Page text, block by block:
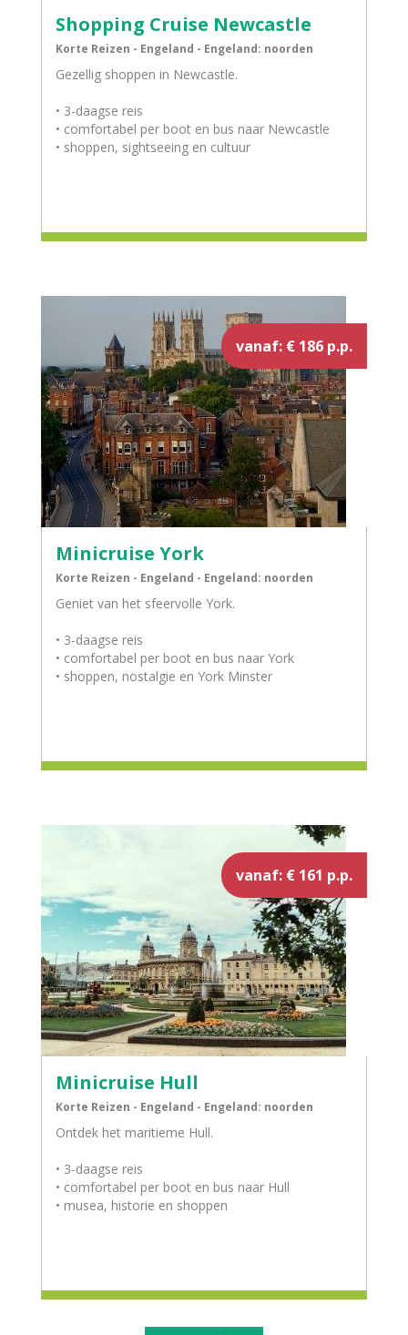
Shopping Cruise Newcastle
Korte Reizen - Engeland - Engeland: noorden
Gezellig shoppen in Newcastle.
• 3-daagse reis
• comfortabel per boot en bus naar Newcastle
• shoppen, sightseeing en cultuur
vanaf: € 186 p.p.
Minicruise York
Korte Reizen - Engeland - Engeland: noorden
Geniet van het sfeervolle York.
• 3-daagse reis
• comfortabel per boot en bus naar York
• shoppen, nostalgie en York Minster
vanaf: € 161 p.p.
Minicruise Hull
Korte Reizen - Engeland - Engeland: noorden
Ontdek het maritieme Hull.
• 3-daagse reis
• comfortabel per boot en bus naar Hull
• musea, historie en shoppen